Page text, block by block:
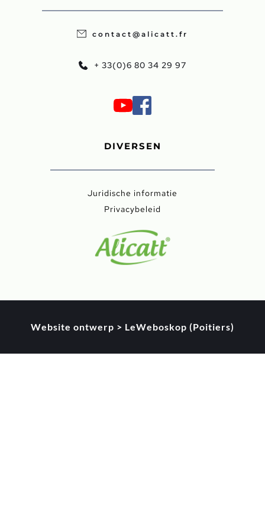
contact@alicatt.fr
+ 33(0)6 80 34 29 97
DIVERSEN
Juridische informatie
Privacybeleid
Website ontwerp > LeWeboskop (Poitiers)